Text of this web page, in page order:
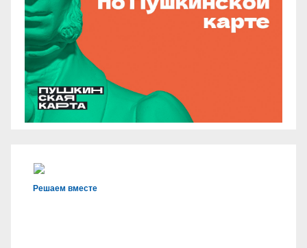
Решаем вместе